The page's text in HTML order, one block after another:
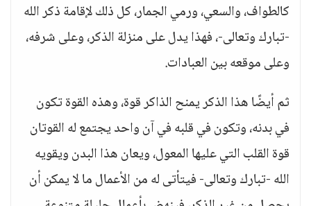
كالطواف، والسعي، ورمي الجمار، كل ذلك لإقامة ذكر الله
-تبارك وتعالى-، فهذا يدل على منزلة الذكر، وعلى شرفه،
وعلى موقعه بين العبادات.
ثم أيضًا هذا الذكر يمنح الذاكر قوة، وهذه القوة تكون
في بدنه، وتكون في قلبه في آن واحد يجتمع له القوتان
قوة القلب التي عليها المعول، ويعان هذا البدن ويقويه
الله -تبارك وتعالى- فيتأتى له من الأعمال ما لا يمكن أن